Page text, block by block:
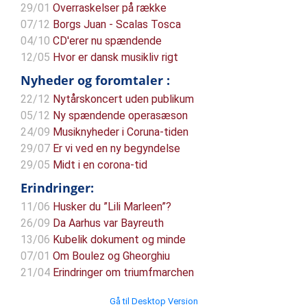
29/01 Overraskelser på række
07/12 Borgs Juan - Scalas Tosca
04/10 CD'erer nu spændende
12/05 Hvor er dansk musikliv rigt
Nyheder og foromtaler :
22/12 Nytårskoncert uden publikum
05/12 Ny spændende operasæson
24/09 Musiknyheder i Coruna-tiden
29/07 Er vi ved en ny begyndelse
29/05 Midt i en corona-tid
Erindringer:
11/06 Husker du ”Lili Marleen”?
26/09 Da Aarhus var Bayreuth
13/06 Kubelik dokument og minde
07/01 Om Boulez og Gheorghiu
21/04 Erindringer om triumfmarchen
Gå til Desktop Version